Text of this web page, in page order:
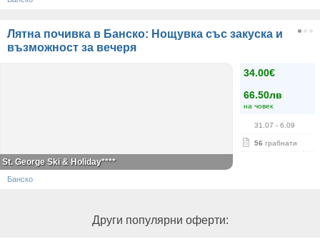
Лятна почивка в Банско: Нощувка със закуска и
възможност за вечеря
34.00€
66.50лв
на човек
31.07 - 6.09
56 грабнати
St. George Ski & Holiday****
Банско
Други популярни оферти: